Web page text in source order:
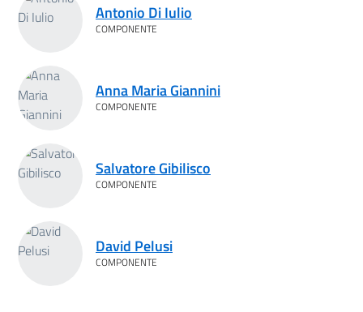
Antonio Di Iulio
COMPONENTE
Anna Maria Giannini
COMPONENTE
Salvatore Gibilisco
COMPONENTE
David Pelusi
COMPONENTE